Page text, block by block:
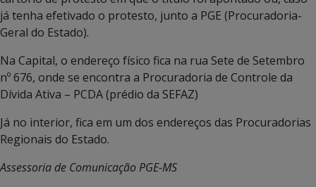
já tenha efetivado o protesto, junto a PGE (Procuradoria-
Geral do Estado).
Na Capital, o endereço físico fica na rua Sete de Setembro
nº 676, onde se encontra a Procuradoria de Controle da
Dívida Ativa – PCDA (prédio da SEFAZ)
Já no interior, fica em um dos endereços das Procuradorias
Regionais do Estado.
Assessoria de Comunicação PGE-MS